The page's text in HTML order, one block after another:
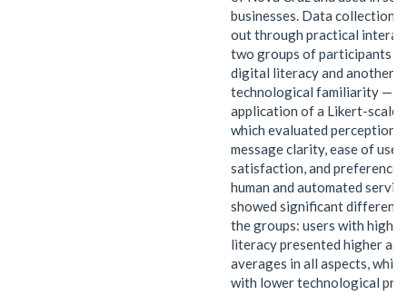
businesses. Data collection
out through practical
two groups of participants
digital literacy and another
technological familiarity —
application of a Likert-scale
which evaluated
message clarity, ease of use,
satisfaction, and preference
human and automated
showed significant
the groups: users with
literacy presented higher
averages in all aspects,
with lower technological